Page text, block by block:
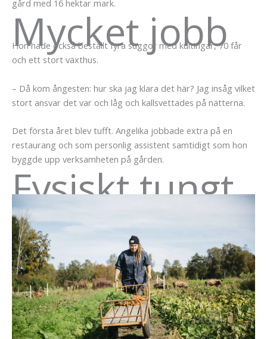
gård med 16 hektar mark.
Mycket jobb
Hon hade också beställt fyra suggor med kultingar, 70 får
och ett stort växthus.
– Då kom ångesten: hur ska jag klara det här? Jag insåg vilket
stort ansvar det var och låg och kallsvettades på nätterna.
Det första året blev tufft. Angelika jobbade extra på en
restaurang och som personlig assistent samtidigt som hon
byggde upp verksamheten på gården.
Fysiskt tungt